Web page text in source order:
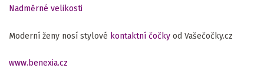
Nadměrné velikosti
Moderní ženy nosí stylové kontaktní čočky od Vašečočky.cz
www.benexia.cz